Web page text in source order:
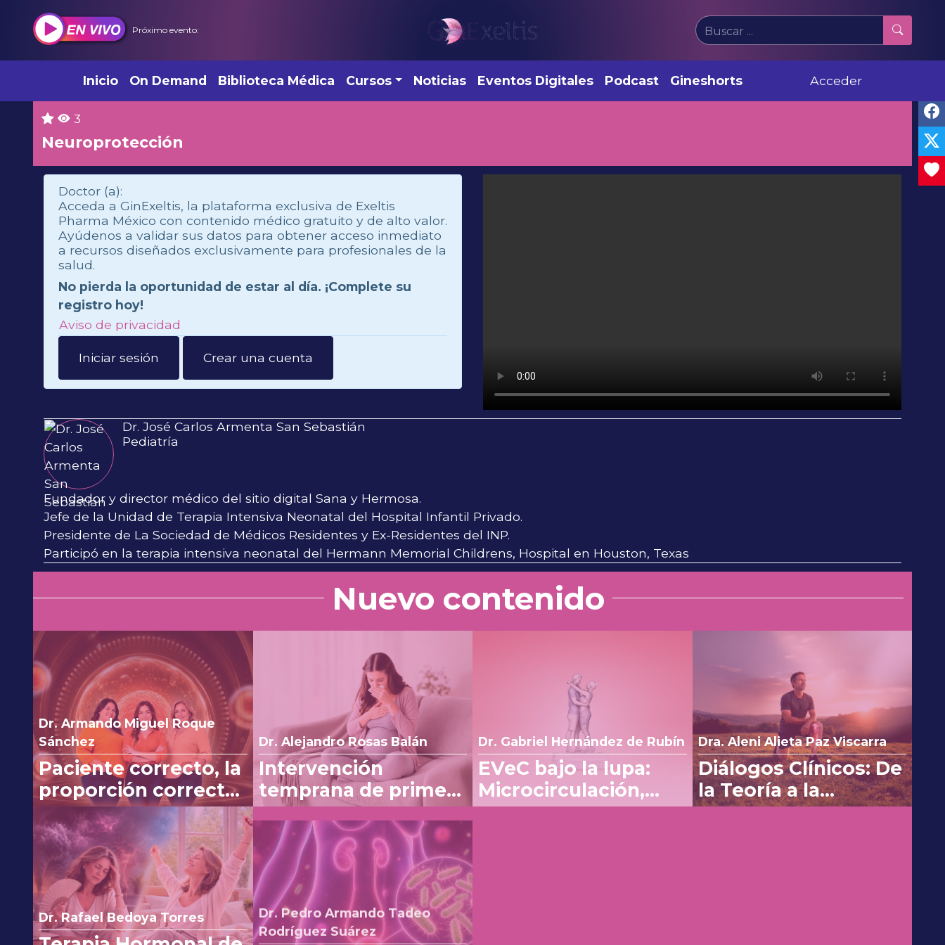
Próximo evento:
Inicio On Demand Biblioteca Médica Cursos Noticias Eventos Digitales Podcast Gineshorts Acceder
3
Neuroprotección
Doctor (a):
Acceda a GinExeltis, la plataforma exclusiva de Exeltis
Pharma México con contenido médico gratuito y de alto valor.
Ayúdenos a validar sus datos para obtener acceso inmediato
a recursos diseñados exclusivamente para profesionales de la
salud.
No pierda la oportunidad de estar al día. ¡Complete su
registro hoy!
Aviso de privacidad
Iniciar sesión Crear una cuenta
Dr. José Carlos Armenta San Sebastián
Pediatría
Fundador y director médico del sitio digital Sana y Hermosa.
Jefe de la Unidad de Terapia Intensiva Neonatal del Hospital Infantil Privado.
Presidente de La Sociedad de Médicos Residentes y Ex-Residentes del INP.
Participó en la terapia intensiva neonatal del Hermann Memorial Childrens, Hospital en Houston, Texas
Nuevo contenido
Dr. Armando Miguel Roque
Sánchez
Paciente correcto, la
proporción correcta:
experiencia clínica
con Myo y D-Chiro-
Inositol
Dr. Alejandro Rosas Balán
Intervención
temprana de primera
línea, para el manejo
eficaz en náuseas y
vómito del embarazo
Dr. Gabriel Hernández de Rubín
EVeC bajo la lupa:
Microcirculación,
salud capilar y costo
Dra. Aleni Alieta Paz Viscarra
Diálogos Clínicos: De
la Teoría a la
aplicación con SPM's
Dr. Rafael Bedoya Torres
Dr. Pedro Armando Tadeo
Rodríguez Suárez